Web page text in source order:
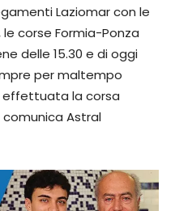
Laziomar con le
corse Formia-Ponza
delle 15.30 e di oggi
per maltempo
la corsa
comunica Astral